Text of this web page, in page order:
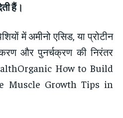
हैं।
में अमीनो एसिड, या प्रोटीन
और पुनर्चक्रण की निरंतर
How to Build
Muscle Growth Tips in